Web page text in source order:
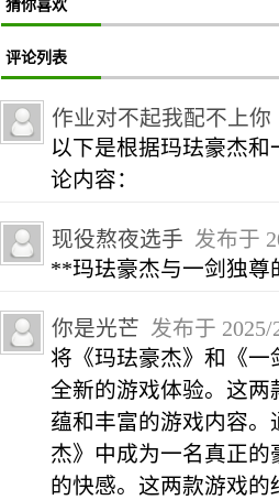
猜你喜欢
评论列表
作业对不起我配不上你
以下是根据玛珐豪杰
论内容：
现役熬夜选手 发布于
**玛珐豪杰与一剑独尊
你是光芒 发布于 2025/
将《玛珐豪杰》和《
全新的游戏体验。这
蕴和丰富的游戏内容
杰》中成为一名真正
的快感。这两款游戏